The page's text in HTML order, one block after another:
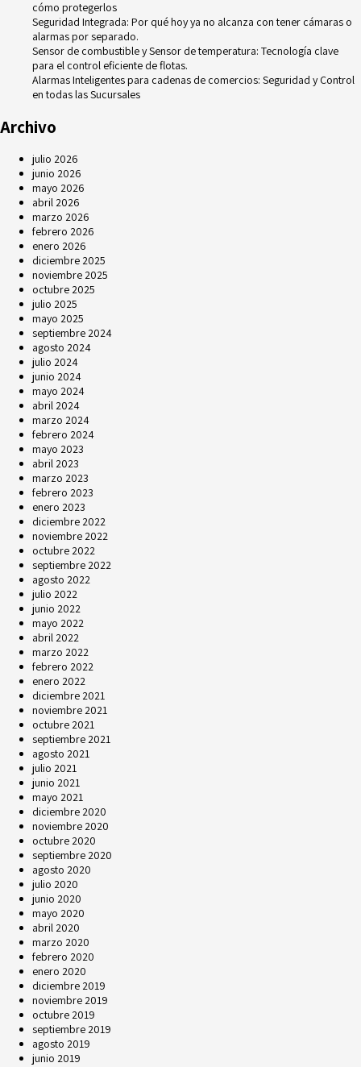
cómo protegerlos
Seguridad Integrada: Por qué hoy ya no alcanza con tener cámaras o
alarmas por separado.
Sensor de combustible y Sensor de temperatura: Tecnología clave
para el control eficiente de flotas.
Alarmas Inteligentes para cadenas de comercios: Seguridad y Control
en todas las Sucursales
Archivo
julio 2026
junio 2026
mayo 2026
abril 2026
marzo 2026
febrero 2026
enero 2026
diciembre 2025
noviembre 2025
octubre 2025
julio 2025
mayo 2025
septiembre 2024
agosto 2024
julio 2024
junio 2024
mayo 2024
abril 2024
marzo 2024
febrero 2024
mayo 2023
abril 2023
marzo 2023
febrero 2023
enero 2023
diciembre 2022
noviembre 2022
octubre 2022
septiembre 2022
agosto 2022
julio 2022
junio 2022
mayo 2022
abril 2022
marzo 2022
febrero 2022
enero 2022
diciembre 2021
noviembre 2021
octubre 2021
septiembre 2021
agosto 2021
julio 2021
junio 2021
mayo 2021
diciembre 2020
noviembre 2020
octubre 2020
septiembre 2020
agosto 2020
julio 2020
junio 2020
mayo 2020
abril 2020
marzo 2020
febrero 2020
enero 2020
diciembre 2019
noviembre 2019
octubre 2019
septiembre 2019
agosto 2019
junio 2019